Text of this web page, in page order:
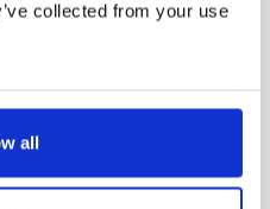
collected from your use
all